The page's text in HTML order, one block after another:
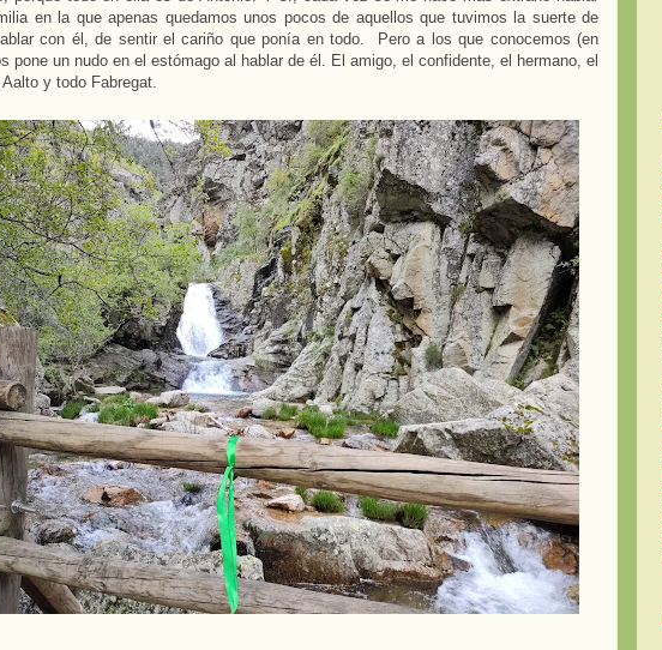
en la que apenas quedamos unos pocos de aquellos que tuvimos la suerte de
con él, de sentir el cariño que ponía en todo. Pero a los que conocemos (en
pone un nudo en el estómago al hablar de él. El amigo, el confidente, el hermano, el
y todo Fabregat.